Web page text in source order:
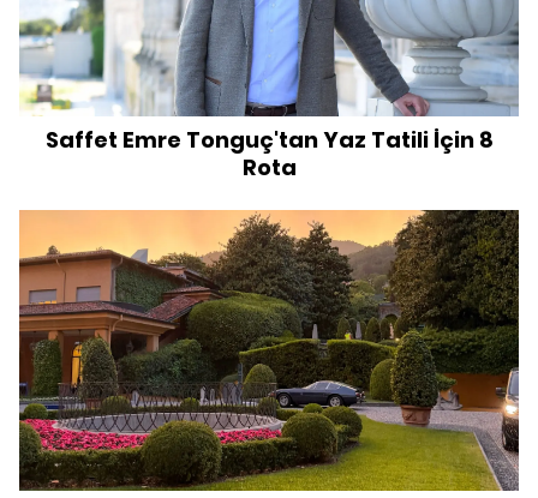
Saffet Emre Tonguç'tan Yaz Tatili İçin 8
Rota